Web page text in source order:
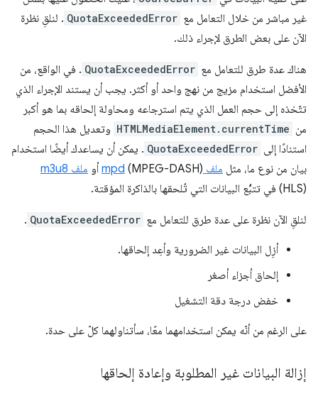
غير مباشر من خلال التعامل مع QuotaExceededError . لنلقِ نظرة
الآن على بعض الطرق لإجراء ذلك.
هناك عدة طرق للتعامل مع QuotaExceededError . في الواقع، من
الأفضل استخدام مزيج من نهج واحد أو أكثر. يجب أن يستند الإجراء الذي
تتّخذه إلى حجم العمل الذي يتم استرجاعه ومحاولة إلحاقه بما هو أكبر
من HTMLMediaElement.currentTime وتعديل هذا الحجم
استنادًا إلى QuotaExceededError . يمكن أن يساعدك أيضًا استخدام
بيان من نوع ما، مثل ملف mpd (MPEG-DASH) أو
ملف m3u8
(HLS) في تتبُّع البيانات التي تُلحقها بالذاكرة المؤقتة.
لنلقِ الآن نظرة على عدة طرق للتعامل مع QuotaExceededError
.
أزِل البيانات غير الضرورية وأعِد إلحاقها.
إلحاق أجزاء أصغر
خفض درجة دقة التشغيل
على الرغم من أنّه يمكن استخدامهما معًا، سأتناولهما كلّ على حدة.
إزالة البيانات غير المطلوبة وإعادة إلحاقها